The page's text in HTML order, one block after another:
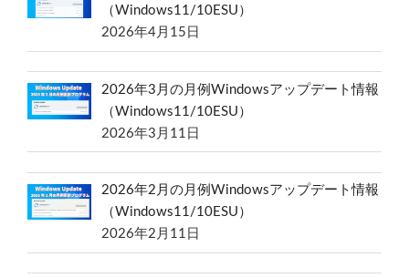
（Windows11/10ESU）
2026年4月15日
2026年3月の月例Windowsアップデート情報
（Windows11/10ESU）
2026年3月11日
2026年2月の月例Windowsアップデート情報
（Windows11/10ESU）
2026年2月11日